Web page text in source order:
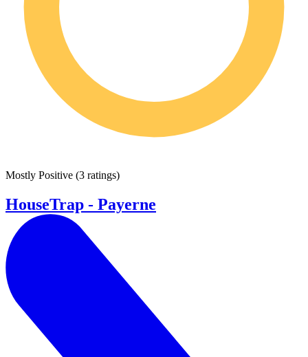
Mostly Positive (3 ratings)
HouseTrap - Payerne